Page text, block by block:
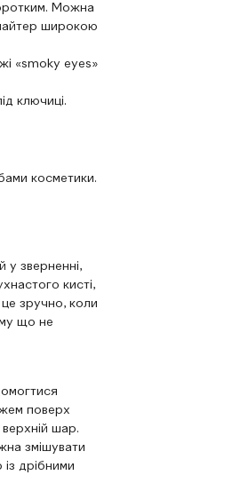
Можна
широкою
«smoky eyes»
ключиці.
косметики.
у зверненні,
кисті,
це зручно, коли
що не
поверх
шар.
змішувати
дрібними